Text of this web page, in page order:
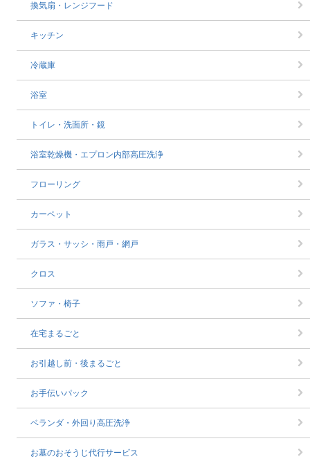
換気扇・レンジフード
キッチン
冷蔵庫
浴室
トイレ・洗面所・鏡
浴室乾燥機・エプロン内部高圧洗浄
フローリング
カーペット
ガラス・サッシ・雨戸・網戸
クロス
ソファ・椅子
在宅まるごと
お引越し前・後まるごと
お手伝いパック
ベランダ・外回り高圧洗浄
お墓のおそうじ代行サービス